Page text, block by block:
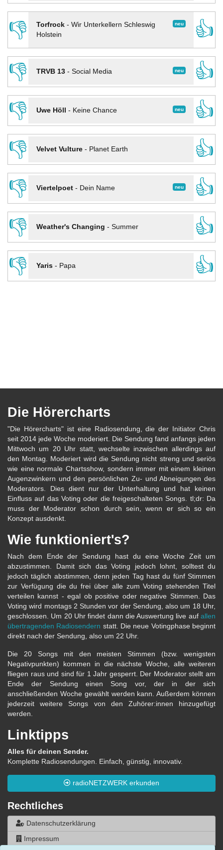
👎
neu
Torfrock- Wir Unterkellern Schleswig
Holstein
👍
👎
neu
TRVB 13- Social Media
👍
👎
neu
Uwe Höll - Keine Chance
👍
👎
Velvet Vulture- Planet Earth
👍
👎
neu
Viertelpoet- Dein Name
👍
👎
Weather's Changing - Summer
👍
👎
Yaris- Papa 👍
Die Hörercharts
"Die Hörercharts" ist eine Radiosendung, die der Initiator Chris
seit 2014 jede Woche moderiert. Die Sendung fand anfangs jeden
Mittwoch um 20 Uhr statt, wechselte inzwischen allerdings auf
den Montag. Moderiert wird die Sendung nicht streng und seriös
wie eine normale Chartsshow, sondern immer mit einem kleinen
Augenzwinkern und den persönlichen Zu- und Abneigungen des
Moderators. Dies dient nur der Unterhaltung und hat keinen
Einfluss auf das Voting oder die freigeschalteten Songs. tl;dr: Da
muss der Moderator schon durch sein, wenn er sich so ein
Konzept ausdenkt.
Wie funktioniert's?
Nach dem Ende der Sendung hast du eine Woche Zeit um
abzustimmen. Damit sich das Voting jedoch lohnt, solltest du
jedoch täglich abstimmen, denn jeden Tag hast du fünf Stimmen
zur Verfügung die du frei über alle zum Voting stehenden Titel
verteilen kannst - egal ob positive oder negative Stimmen. Das
Voting wird montags 2 Stunden vor der Sendung, also um 18 Uhr,
geschlossen. Um 20 Uhr findet dann die Auswertung live auf allen
übertragenden Radiosendern statt. Die neue Votingphase beginnt
direkt nach der Sendung, also um 22 Uhr.
Die 20 Songs mit den meisten Stimmen (bzw. wenigsten
Negativpunkten) kommen in die nächste Woche, alle weiteren
fliegen raus und sind für 1 Jahr gesperrt. Der Moderator stellt am
Ende der Sendung einen Song vor, der in der sich
anschließenden Woche gewählt werden kann. Außerdem können
jederzeit weitere Songs von den Zuhörer:innen hinzugefügt
werden.
Linktipps
Alles für deinen Sender.
Komplette Radiosendungen. Einfach, günstig, innovativ.
radioNETZWERK erkunden
Rechtliches
Datenschutzerklärung
Impressum